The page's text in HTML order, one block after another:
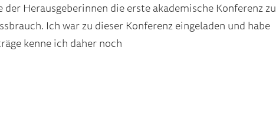
Herausgeberinnen die erste akademische Konferenz zu
Ich war zu dieser Konferenz eingeladen und habe
kenne ich daher noch